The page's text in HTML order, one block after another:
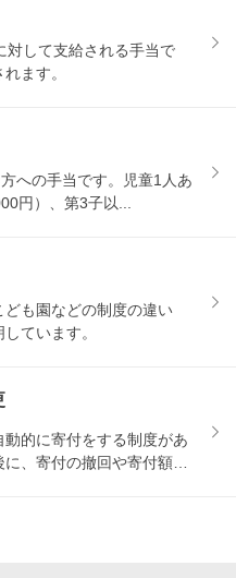
対して支給される手当で
ます。
への手当です。児童1人あ
円）、第3子以...
も園などの制度の違い
ています。
的に寄付をする制度があ
、寄付の撤回や寄付額の